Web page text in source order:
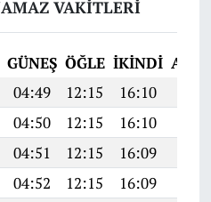
VAKITLERI
GÜNEŞ ÖĞLE İKINDI
04:49 12:15 16:10
04:50 12:15 16:10
04:51 12:15 16:09
04:52 12:15 16:09